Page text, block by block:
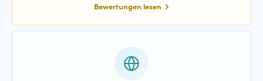
Bewertungen lesen